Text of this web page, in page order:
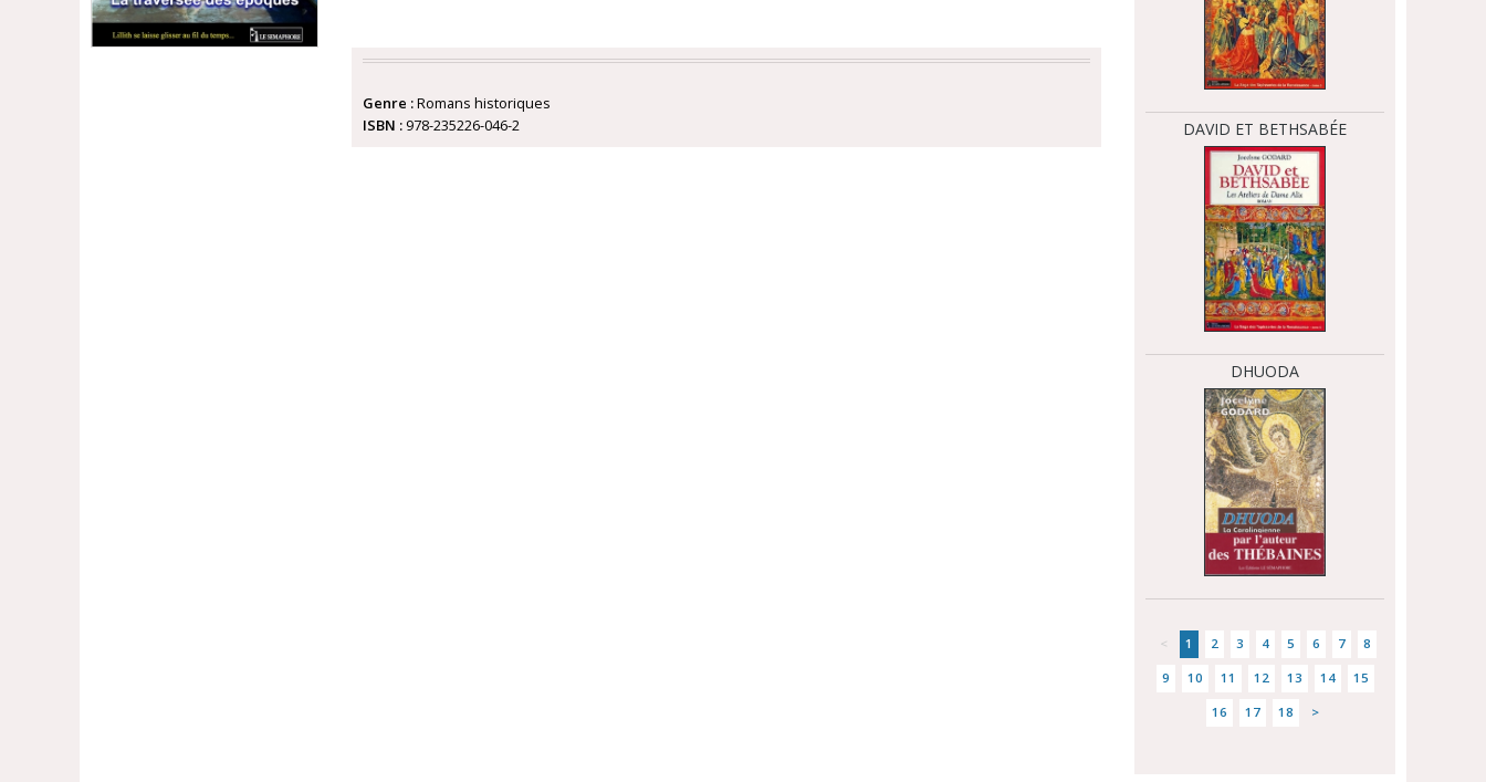
Genre :Romans historiques
ISBN : 978-235226-046-2 DAVID ET BETHSABÉE
DHUODA
< 1 2 3 4 5 6 7 8
9 10 11 12 13 14 15
16 17 18 >